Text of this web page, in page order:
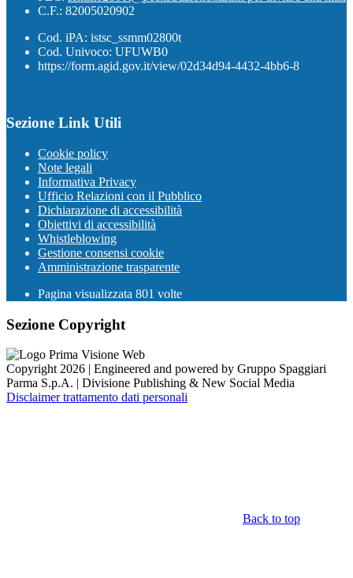
C.F.: 82005020902
Cod. iPA: istsc_ssmm02800t
Cod. Univoco: UFUWB0
https://form.agid.gov.it/view/02d34d94-4432-4bb6-8
Sezione Link Utili
Cookie policy
Note legali
Informativa Privacy
Ufficio Relazioni con il Pubblico
Dichiarazione di accessibilità
Obiettivi di accessibilità
Whistleblowing
Gestione consensi cookie
Amministrazione trasparente
Pagina visualizzata 801 volte
Sezione Copyright
Copyright 2026 | Engineered and powered by Gruppo Spaggiari
Parma S.p.A. | Divisione Publishing & New Social Media
Disclaimer trattamento dati personali
Back to top